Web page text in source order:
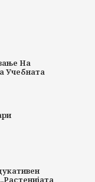
На
Учебната